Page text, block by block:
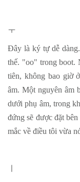
ㅜ
Đây là ký tự dễ
thế. "oo" trong boot.
tiên, không bao giờ
âm. Một nguyên âm
dưới phụ âm, trong
đứng sẽ được đặt
mắc về điều tôi vừa